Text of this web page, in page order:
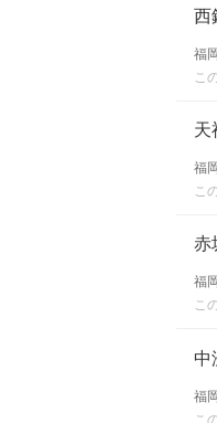
西
福
こ
天
福
こ
赤
福
こ
中
福
こ